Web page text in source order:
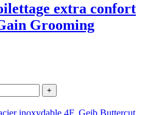
extra confort
Grooming
+